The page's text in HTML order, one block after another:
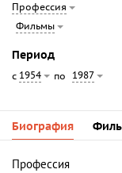
Профессия
Фильмы
Период
с 1954 по 1987
Биография
Профессия